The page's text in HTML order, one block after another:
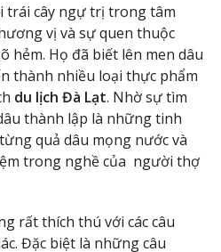
trái cây ngự trị trong tâm
vị và sự quen thuộc
hẻm. Họ đã biết lên men dâu
thành nhiều loại thực phẩm
du lịch Đà Lạt. Nhờ sự tìm
thành lập là những tinh
quả dâu mọng nước và
trong nghề của người thợ
rất thích thú với các câu
Đặc biệt là những câu